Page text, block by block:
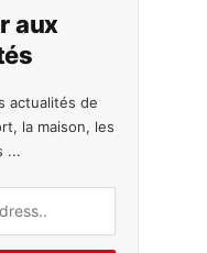
aux
actualités de
la maison, les
...